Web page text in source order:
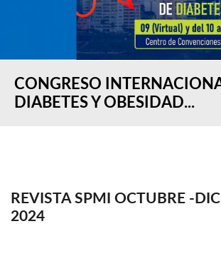
CONGRESO
DIABETES Y OBESIDAD...
REVISTA SPMI OCTUBRE -
2024